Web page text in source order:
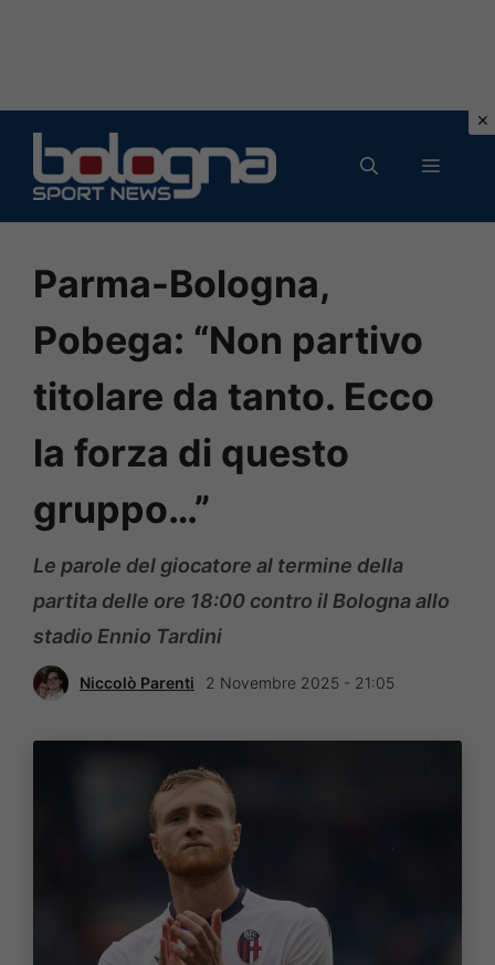
contenuto
MENU
Parma-Bologna,
Pobega: “Non partivo
titolare da tanto. Ecco
la forza di questo
gruppo…”
Le parole del giocatore al termine della
partita delle ore 18:00 contro il Bologna allo
stadio Ennio Tardini
Niccolò Parenti 2 Novembre 2025 - 21:05